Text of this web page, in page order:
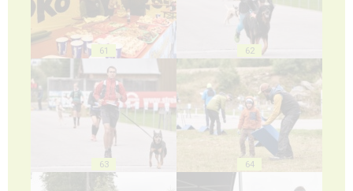
61 62
63 64